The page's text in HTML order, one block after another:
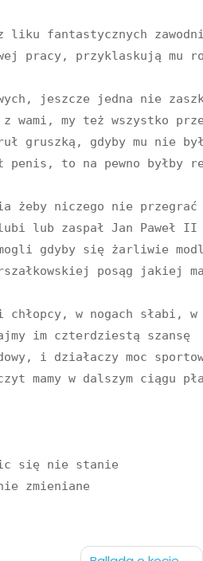
liku fantastycznych
pracy, przyklaskują mu
jeszcze jedna nie
wami, my też wszystko
gruszką, gdyby mu nie
penis, to na pewno byłby
żeby niczego nie przegrać
lub zaspał Jan Paweł II
gdyby się żarliwie
posąg jakiej
w nogach słabi, w
im czterdziestą szansę
i działaczy moc
mamy w dalszym ciągu
się nie stanie